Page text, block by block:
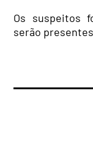
Os suspeitos
serão